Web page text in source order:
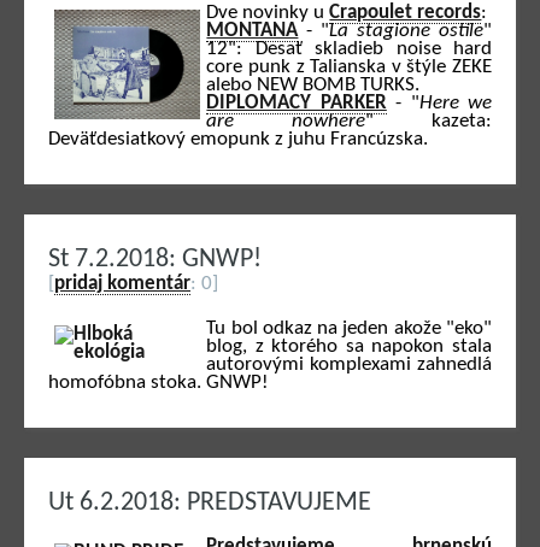
Dve novinky uCrapoulet records:
MONTANA- "La stagione ostile"
12": Desať skladieb noise hard
core punk z Talianska v štýle ZEKE
alebo NEW BOMB TURKS.
DIPLOMACY PARKER- "Here we
are nowhere" kazeta:
Deväťdesiatkový emopunk z juhu Francúzska.
St 7.2.2018: GNWP!
pridaj komentár: 0]
Tu bol odkaz na jeden akože "eko"
blog, z ktorého sa napokon stala
autorovými komplexami zahnedlá
homofóbna stoka. GNWP!
Ut 6.2.2018: PREDSTAVUJEME